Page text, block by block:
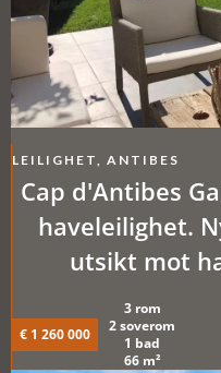
LEILIGHET, ANTIBES
Cap d'Antibes
haveleilighet.
utsikt mot
€ 1 260 000
3 rom
2 soverom
1 bad
66 m²